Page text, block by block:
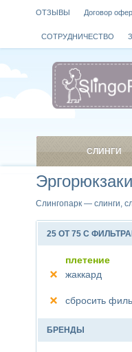
Слингопарк — слинги,
25 ОТ 75 С
плетение
жаккард
сбросить
БРЕНДЫ
ОТЗЫВЫ Договор
СОТРУДНИЧЕСТВО
СЛИНГИ